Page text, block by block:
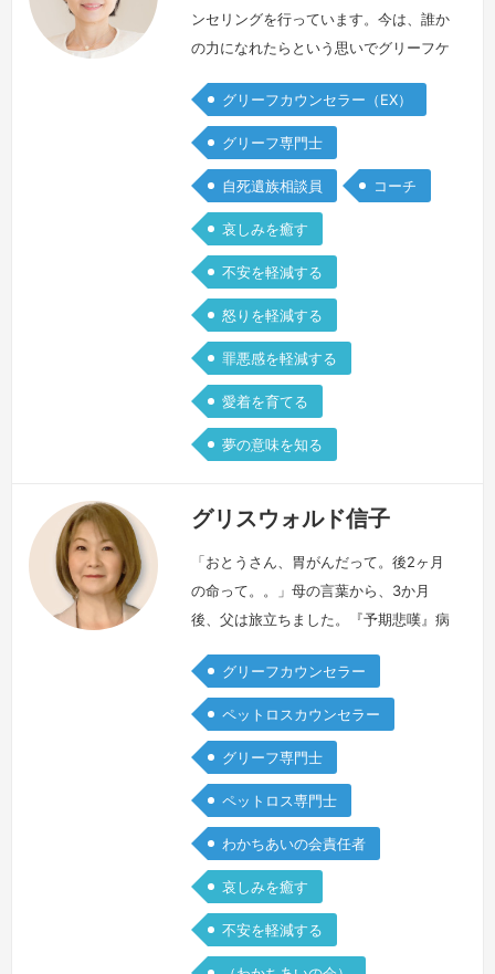
ンセリングを行っています。今は、誰か
の力になれたらという思いでグリーフケ
ら十数年もの間「なんでこんなこと
に…」という思いと「自責感」で重苦し
い時間を過ごしました。ある年の初夏、
大切な家族が自ら命を絶ちました。「あ
りがとう」も「さようなら」も伝えるこ
とができない突然の別れでした。「なぜ
こんな形で…」その問いの答えが見つか
らない、… 続きを見る »
グリーフカウンセラー（EX）
グリーフ専門士
自死遺族相談員 コーチ
哀しみを癒す
不安を軽減する
怒りを軽減する
罪悪感を軽減する
愛着を育てる
夢の意味を知る
グリスウォルド信子
「おとうさん、胃がんだって。後2ヶ月
の命って。。」母の言葉から、3か月
後、父は旅立ちました。『予期悲嘆』病
別れを感じ始める時、認知症で変わる家
族の姿を見る時。。。私達の心と身体
は、その大切な存在を失う前から、色々
な悲嘆の反応を体験する事があると言わ
れます。まだ、生きている父の余命を口
にする事『父のために』、事実を隠す
事、看病は、自分の体がしんどい事後ど
れくらいの… 続きを見る »
グリーフカウンセラー
ペットロスカウンセラー
グリーフ専門士
ペットロス専門士
わかちあいの会責任者
哀しみを癒す
不安を軽減する